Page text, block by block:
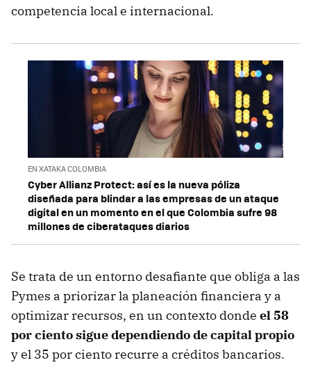
competencia local e internacional.
EN XATAKA COLOMBIA
Cyber Allianz Protect: así es la nueva póliza
diseñada para blindar a las empresas de un ataque
digital en un momento en el que Colombia sufre 98
millones de ciberataques diarios
Se trata de un entorno desafiante que obliga a las
Pymes a priorizar la planeación financiera y a
optimizar recursos, en un contexto donde el 58
por ciento sigue dependiendo de capital propio
y el 35 por ciento recurre a créditos bancarios.